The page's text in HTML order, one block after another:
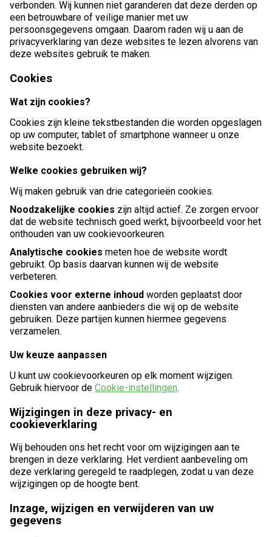
verbonden. Wij kunnen niet garanderen dat deze derden op
een betrouwbare of veilige manier met uw
persoonsgegevens omgaan. Daarom raden wij u aan de
privacyverklaring van deze websites te lezen alvorens van
deze websites gebruik te maken.
Cookies
Wat zijn cookies?
Cookies zijn kleine tekstbestanden die worden opgeslagen
op uw computer, tablet of smartphone wanneer u onze
website bezoekt.
Welke cookies gebruiken wij?
Wij maken gebruik van drie categorieën cookies.
Noodzakelijke cookies zijn altijd actief. Ze zorgen ervoor
dat de website technisch goed werkt, bijvoorbeeld voor het
onthouden van uw cookievoorkeuren.
Analytische cookies meten hoe de website wordt
gebruikt. Op basis daarvan kunnen wij de website
verbeteren.
Cookies voor externe inhoud worden geplaatst door
diensten van andere aanbieders die wij op de website
gebruiken. Deze partijen kunnen hiermee gegevens
verzamelen.
Uw keuze aanpassen
U kunt uw cookievoorkeuren op elk moment wijzigen.
Gebruik hiervoor de Cookie-instellingen.
Wijzigingen in deze privacy- en
cookieverklaring
Wij behouden ons het recht voor om wijzigingen aan te
brengen in deze verklaring. Het verdient aanbeveling om
deze verklaring geregeld te raadplegen, zodat u van deze
wijzigingen op de hoogte bent.
Inzage, wijzigen en verwijderen van uw
gegevens